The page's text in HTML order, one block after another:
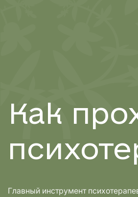
Как
Главный инструмент